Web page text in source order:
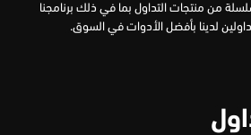
من منتجات التداول بما في ذلك برنامجنا
لدينا بأفضل الأدوات في السوق.